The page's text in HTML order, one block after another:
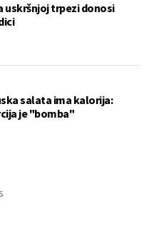
uskršnjoj trpezi donosi
salata ima kalorija:
je "bomba"